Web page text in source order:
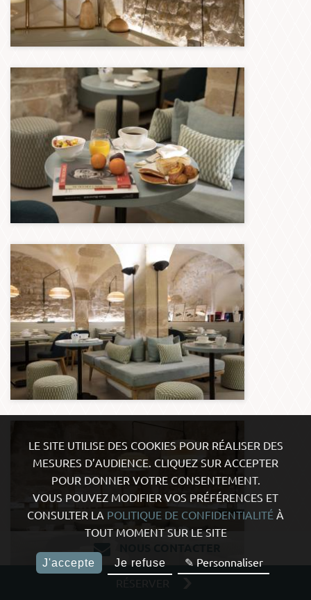
LE SITE UTILISE DES COOKIES POUR RÉALISER DES
MESURES D’AUDIENCE. CLIQUEZ SUR ACCEPTER
POUR DONNER VOTRE CONSENTEMENT.
VOUS POUVEZ MODIFIER VOS PRÉFÉRENCES ET
CONSULTER LA POLITIQUE DE CONFIDENTIALITÉ À
TOUT MOMENT SUR LE SITE
J'accepte Je refuse ✎ Personnaliser